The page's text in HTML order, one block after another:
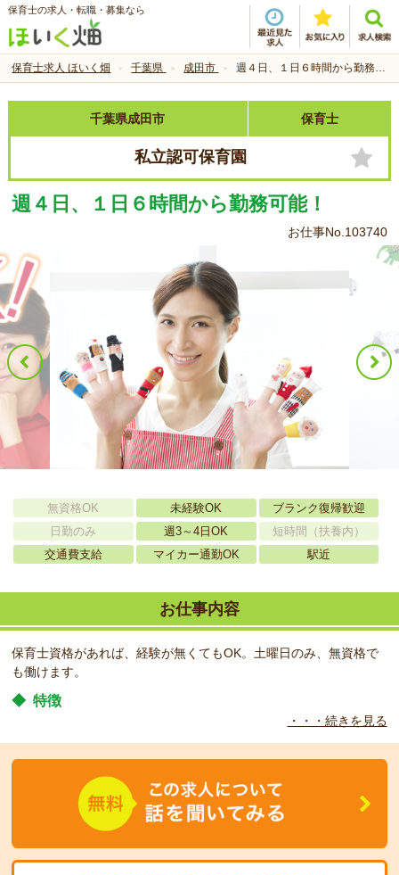
保育士の求人・転職・募集なら
保育士求人 ほいく畑 千葉県 成田市 週４日、１日６時間から勤務可能！
千葉県成田市 保育士
私立認可保育園
週４日、１日６時間から勤務可能！
お仕事No.103740
無資格OK 未経験OK
ブランク復帰歓迎
日勤のみ
週3～4日OK
短時間（扶養内）
交通費支給
マイカー通勤OK 駅近
お仕事内容
保育士資格があれば、経験が無くてもOK。土曜日のみ、無資格で
も働けます。
◆ 特徴
子どもたちが主体となる自由保育を大事にし、子どもたちが自主的
に動けるような保育を行っています。定員60名の認可保育園で
す。
・・・続きを見る